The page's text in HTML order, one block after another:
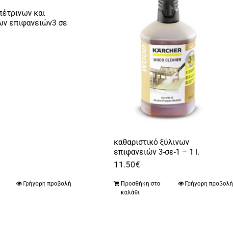
και
επιφανειών3 σε
Γρήγορη προβολή
καθαριστικό ξύλινων
επιφανειών 3-σε-1 – 1 l.
11.50€
Προσθήκη στο
καλάθι
Γρήγορη προβολή